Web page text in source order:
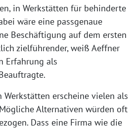
in Werkstätten für behinderte
wäre eine passgenaue
Beschäftigung auf dem ersten
zielführender, weiß Aeffner
Erfahrung als
erscheine vielen als
Alternativen würden oft
Dass eine Firma wie die